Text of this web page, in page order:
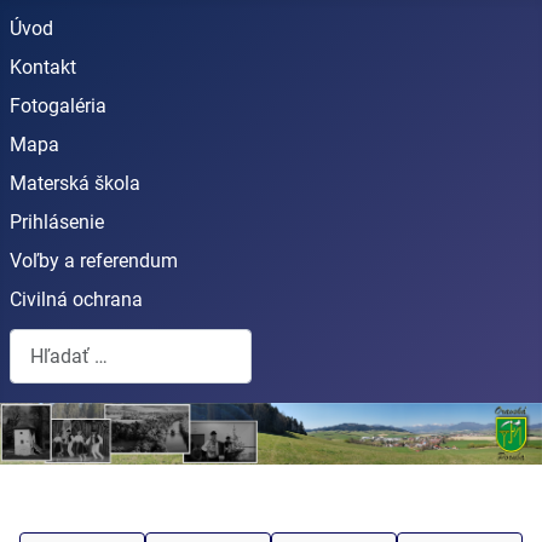
Úvod
Kontakt
Fotogaléria
Mapa
Materská škola
Prihlásenie
Voľby a referendum
Civilná ochrana
Hľadať...